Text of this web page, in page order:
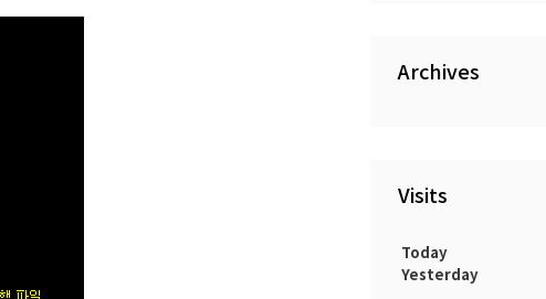
Archives
Visits
Today
Yesterday